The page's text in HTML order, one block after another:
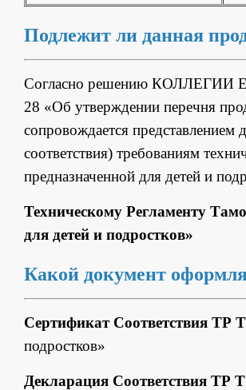
Подлежит ли данная
Согласно решению
28 «Об утверждении перечня
сопровождается представлением
соответствия) требованиям
предназначенной для детей и
Техническому Регламенту
для детей и подростков»
Какой документ
Сертификат Соответствия ТР
подростков»
Декларация Соответствия ТР